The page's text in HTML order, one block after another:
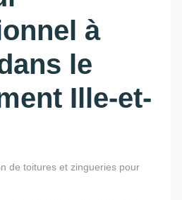
à
le
Ille-et-
de toitures et zingueries pour